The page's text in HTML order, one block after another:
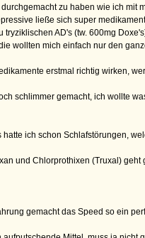
zu haben wie ich mit
ließe sich super
tryziklischen AD's (tw. 600mg
wollten mich einfach nur den
erstmal richtig wirken,
schlimmer gemacht, ich wollte
ich schon Schlafstörungen,
und Chlorprothixen (Truxal)
gemacht das Speed so ein